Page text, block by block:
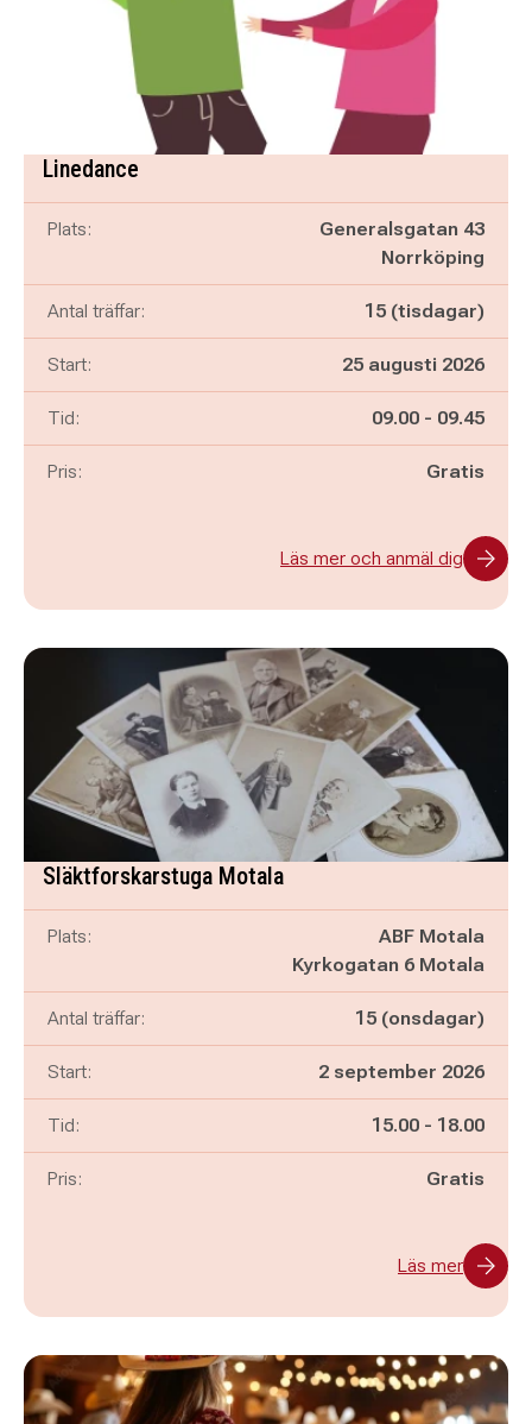
Linedance
Plats:
Generalsgatan 43
Norrköping
Antal träffar: 15 (tisdagar)
Start: 25 augusti 2026
Tid: Pågår mellan
09.00 - och
09.45
Pris: Gratis
Läs mer och anmäl dig
Släktforskarstuga Motala
Plats:
ABF Motala
Kyrkogatan 6 Motala
Antal träffar: 15 (onsdagar)
Start: 2 september 2026
Tid: Pågår mellan
15.00 - och
18.00
Pris: Gratis
Läs mer